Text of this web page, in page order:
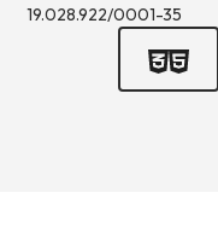
19.028.922/0001-35